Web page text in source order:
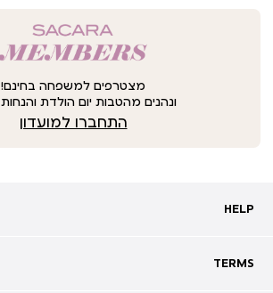
מצטרפים למשפחה בחינם!
ונהנים מהטבות יום הולדת
התחברו למועדון
HELP
HELP
שאלות ותשובות
TERMS
TERMS